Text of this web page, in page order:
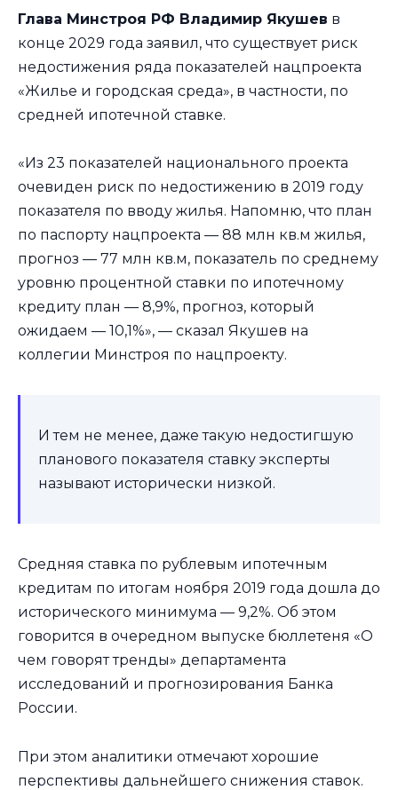
Глава Минстроя РФ Владимир Якушев в
конце 2029 года заявил, что существует риск
недостижения ряда показателей нацпроекта
«Жилье и городская среда», в частности, по
средней ипотечной ставке.
«Из 23 показателей национального проекта
очевиден риск по недостижению в 2019 году
показателя по вводу жилья. Напомню, что план
по паспорту нацпроекта — 88 млн кв.м жилья,
прогноз — 77 млн кв.м, показатель по среднему
уровню процентной ставки по ипотечному
кредиту план — 8,9%, прогноз, который
ожидаем — 10,1%», — сказал Якушев на
коллегии Минстроя по нацпроекту.
И тем не менее, даже такую недостигшую
планового показателя ставку эксперты
называют исторически низкой.
Средняя ставка по рублевым ипотечным
кредитам по итогам ноября 2019 года дошла до
исторического минимума — 9,2%. Об этом
говорится в очередном выпуске бюллетеня «О
чем говорят тренды» департамента
исследований и прогнозирования Банка
России.
При этом аналитики отмечают хорошие
перспективы дальнейшего снижения ставок.